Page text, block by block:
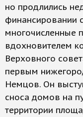
но продлились
финансировании
многочисленные
вдохновителем
Верховного
первым
Немцов. Он
сноса домов на
территории